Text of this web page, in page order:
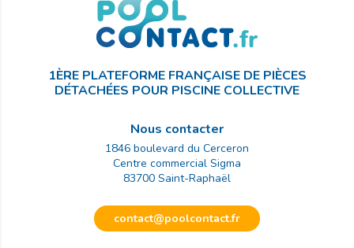
1ÈRE PLATEFORME FRANÇAISE DE PIÈCES
DÉTACHÉES POUR PISCINE COLLECTIVE
Nous contacter
1846 boulevard du Cerceron
Centre commercial Sigma
83700 Saint-Raphaël
contact@poolcontact.fr